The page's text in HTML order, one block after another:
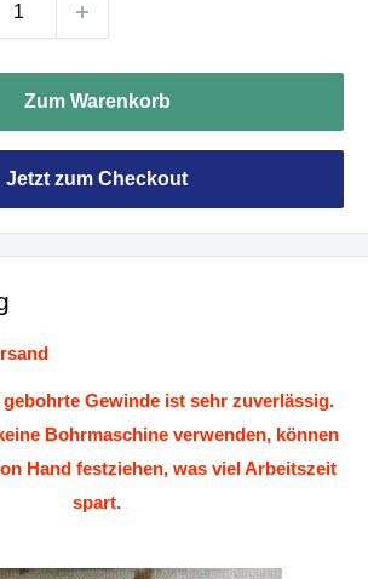
Zum Warenkorb
Jetzt zum Checkout
Gewinde ist sehr zuverlässig.
Bohrmaschine verwenden, können
Hand festziehen, was viel Arbeitszeit
spart.